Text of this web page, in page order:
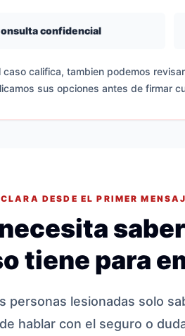
confidencial
caso califica, tambien podemos
sus opciones antes de firmar
DESDE EL PRIMER
tiene para
personas lesionadas solo
hablar con el seguro o